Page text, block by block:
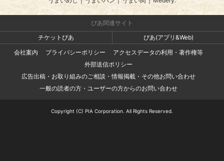
ぴあ関連サイト
チケットぴあ
ぴあ(アプリ&Web)
会社案内
プライバシーポリシー
アクセスデータの利用・著作権等
外部送信ポリシー
広告出稿・お取り組みのご相談・情報掲載・その他お問い合わせ
一般の読者の方・ユーザーの方からのお問い合わせ
Copyright (C) PIA Corporation. All Rights Reserved.